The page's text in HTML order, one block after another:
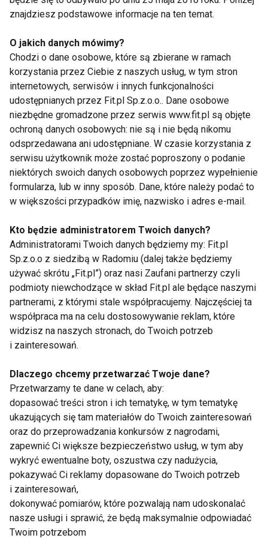
Patricia Kazadi
Trwają castingi,
finaliści będą walczyć
o Los Angeles!
Pierwszy odcinek -
nowe zmagania
Ruszają kolejne
castingi do „You Can
Dance”
U Patricii Kazadi
będzie dietetycznie
Pokaż więcej
Plaski brzuch
Trening MMA Power -
HIT z UK na konwencji
Ćwiczenia na płaski
znajdziesz podstawowe informacje na ten temat.
O jakich danych mówimy?
Chodzi o dane osobowe, które są zbierane w ramach
korzystania przez Ciebie z naszych usług, w tym stron
internetowych, serwisów i innych funkcjonalności
udostępnianych przez Fit.pl Sp.z.o.o.. Dane osobowe
niezbędne gromadzone przez serwis www.fit.pl są objęte
ochroną danych osobowych: nie są i nie będą nikomu
odsprzedawana ani udostępniane. W czasie korzystania z
serwisu użytkownik może zostać poproszony o podanie
niektórych swoich danych osobowych poprzez wypełnienie
formularza, lub w inny sposób. Dane, które należy podać to
w większości przypadków imię, nazwisko i adres e-mail.
Kto będzie administratorem Twoich danych?
Administratorami Twoich danych będziemy my: Fit.pl
Sp.z.o.o z siedzibą w Radomiu (dalej także będziemy
używać skrótu „Fit.pl”) oraz nasi Zaufani partnerzy czyli
podmioty niewchodzące w skład Fit.pl ale będące naszymi
partnerami, z którymi stale współpracujemy. Najczęściej ta
współpraca ma na celu dostosowywanie reklam, które
widzisz na naszych stronach, do Twoich potrzeb
i zainteresowań.
Dlaczego chcemy przetwarzać Twoje dane?
Przetwarzamy te dane w celach, aby:
dopasować treści stron i ich tematykę, w tym tematykę
ukazujących się tam materiałów do Twoich zainteresowań
oraz do przeprowadzania konkursów z nagrodami,
zapewnić Ci większe bezpieczeństwo usług, w tym aby
wykryć ewentualne boty, oszustwa czy nadużycia,
pokazywać Ci reklamy dopasowane do Twoich potrzeb
i zainteresowań,
dokonywać pomiarów, które pozwalają nam udoskonalać
nasze usługi i sprawić, że będą maksymalnie odpowiadać
Twoim potrzebom